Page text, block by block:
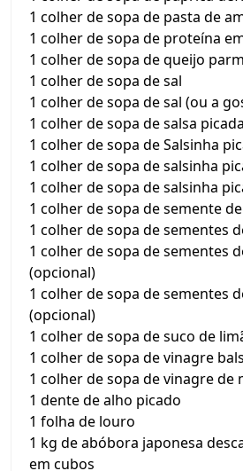
1 colher de sopa de pasta de
1 colher de sopa de proteína
1 colher de sopa de queijo
1 colher de sopa de sal
1 colher de sopa de sal (ou a
1 colher de sopa de salsa
1 colher de sopa de Salsinha
1 colher de sopa de salsinha
1 colher de sopa de salsinha
1 colher de sopa de semente
1 colher de sopa de sementes
1 colher de sopa de sementes
(opcional)
1 colher de sopa de sementes
(opcional)
1 colher de sopa de suco de
1 colher de sopa de vinagre
1 colher de sopa de vinagre de
1 dente de alho picado
1 folha de louro
1 kg de abóbora japonesa
em cubos